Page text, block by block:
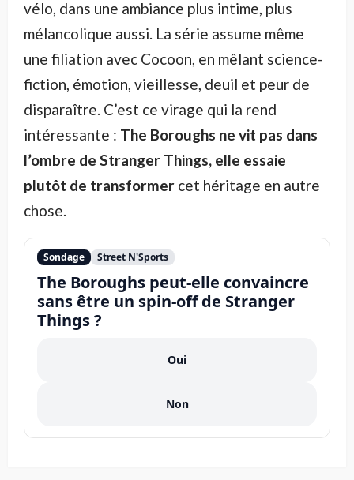
vélo, dans une ambiance plus intime, plus
mélancolique aussi. La série assume même
une filiation avec Cocoon, en mêlant science-
fiction, émotion, vieillesse, deuil et peur de
disparaître. C’est ce virage qui la rend
intéressante : The Boroughs ne vit pas dans
l’ombre de Stranger Things, elle essaie
plutôt de transformer cet héritage en autre
chose.
Sondage Street N'Sports
The Boroughs peut-elle convaincre
sans être un spin-off de Stranger
Things ?
Oui
Non